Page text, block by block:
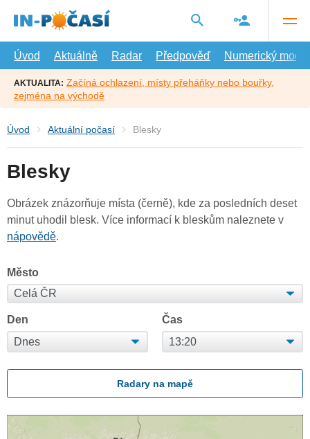
hlavní
Úvod
Aktuálně Radar Předpověď Numerický model
AKTUALITA: Začíná ochlazení, místy přeháňky nebo bouřky,
zejména na východě
Úvod Aktuální počasí Blesky
Blesky
Obrázek znázorňuje místa (černě), kde za posledních deset
minut uhodil blesk. Více informací k bleskům naleznete v
nápovědě.
Město
Den Čas
Radary na mapě